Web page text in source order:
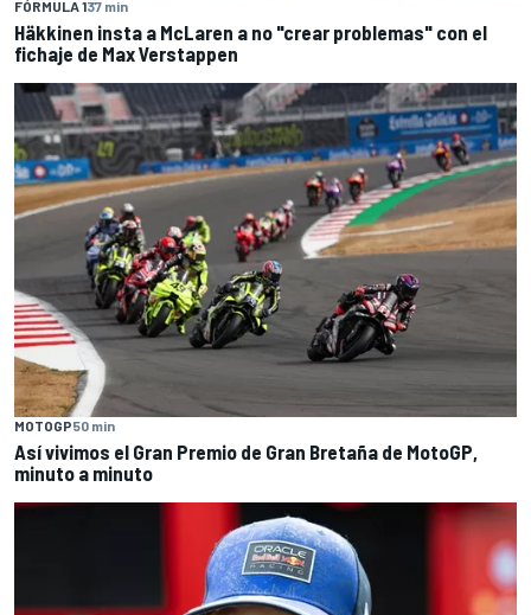
FÓRMULA 137 min
Häkkinen insta a McLaren a no "crear problemas" con el
fichaje de Max Verstappen
MOTOGP50 min
Así vivimos el Gran Premio de Gran Bretaña de MotoGP,
minuto a minuto